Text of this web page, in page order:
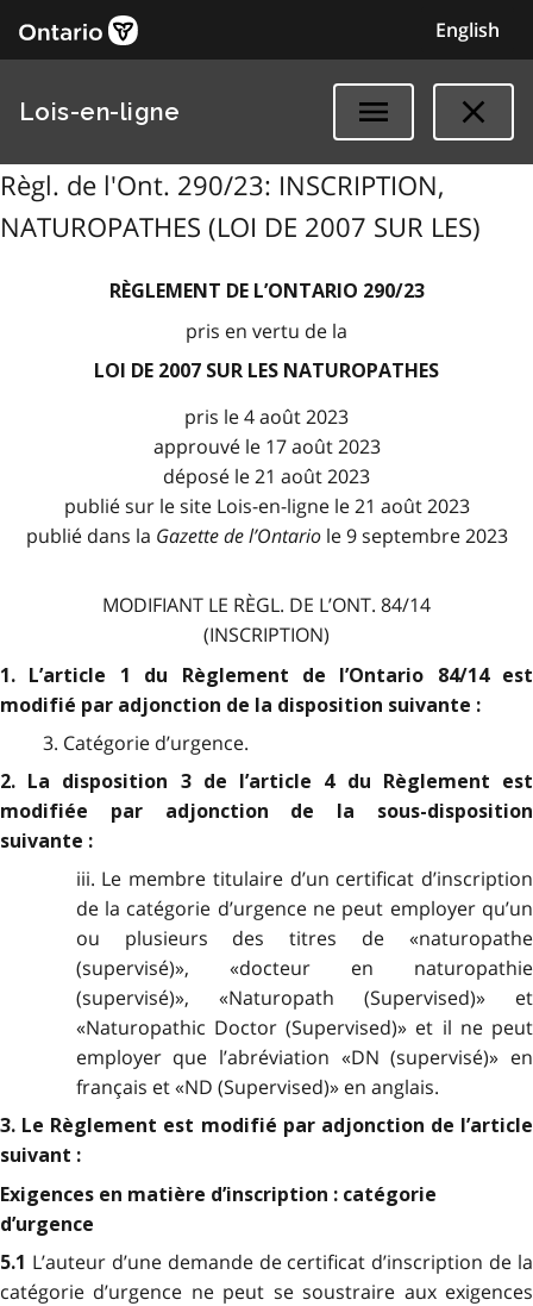
English
Lois-en-ligne
Règl. de l'Ont. 290/23: INSCRIPTION,
NATUROPATHES (LOI DE 2007 SUR LES)
RÈGLEMENT DE L’ONTARIO 290/23
pris en vertu de la
LOI DE 2007 SUR LES NATUROPATHES
pris le 4 août 2023
approuvé le 17 août 2023
déposé le 21 août 2023
publié sur le site Lois-en-ligne le 21 août 2023
publié dans la Gazette de l’Ontariole 9 septembre 2023
MODIFIANT LE RÈGL. DE L’ONT. 84/14
(INSCRIPTION)
1. L’article 1 du Règlement de l’Ontario 84/14 est
modifié par adjonction de la disposition suivante :
3. Catégorie d’urgence.
2. La disposition 3 de l’article 4 du Règlement est
modifiée par adjonction de la sous-disposition
suivante :
iii. Le membre titulaire d’un certificat d’inscription
de la catégorie d’urgence ne peut employer qu’un
ou plusieurs des titres de «naturopathe
(supervisé)», «docteur en naturopathie
(supervisé)», «Naturopath (Supervised)» et
«Naturopathic Doctor (Supervised)» et il ne peut
employer que l’abréviation «DN (supervisé)» en
français et «ND (Supervised)» en anglais.
3. Le Règlement est modifié par adjonction de l’article
suivant :
Exigences en matière d’inscription : catégorie
d’urgence
5.1 L’auteur d’une demande de certificat d’inscription de la
catégorie d’urgence ne peut se soustraire aux exigences